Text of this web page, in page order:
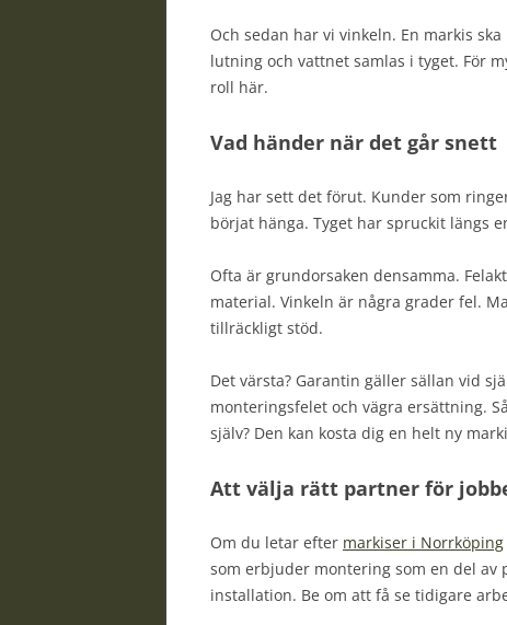
Och sedan har vi vinkeln. En markis
lutning och vattnet samlas i tyget. För
roll här.
Vad händer när det går snett
Jag har sett det förut. Kunder som
börjat hänga. Tyget har spruckit längs
Ofta är grundorsaken densamma.
material. Vinkeln är några grader fel.
tillräckligt stöd.
Det värsta? Garantin gäller sällan vid
monteringsfelet och vägra ersättning.
själv? Den kan kosta dig en helt ny
Att välja rätt partner för
Om du letar efter markiser i Norrköping
som erbjuder montering som en del av
installation. Be om att få se tidigare